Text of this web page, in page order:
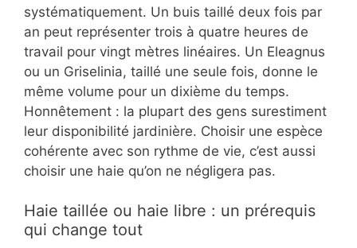
systématiquement. Un buis taillé deux fois par
an peut représenter trois à quatre heures de
travail pour vingt mètres linéaires. Un Eleagnus
ou un Griselinia, taillé une seule fois, donne le
même volume pour un dixième du temps.
Honnêtement : la plupart des gens surestiment
leur disponibilité jardinière. Choisir une espèce
cohérente avec son rythme de vie, c’est aussi
choisir une haie qu’on ne négligera pas.
Haie taillée ou haie libre : un prérequis
qui change tout